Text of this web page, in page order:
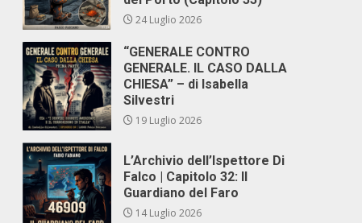
24 Luglio 2026
“GENERALE CONTRO
GENERALE. IL CASO DALLA
CHIESA” – di Isabella
Silvestri
19 Luglio 2026
L’Archivio dell’Ispettore Di
Falco | Capitolo 32: Il
Guardiano del Faro
14 Luglio 2026